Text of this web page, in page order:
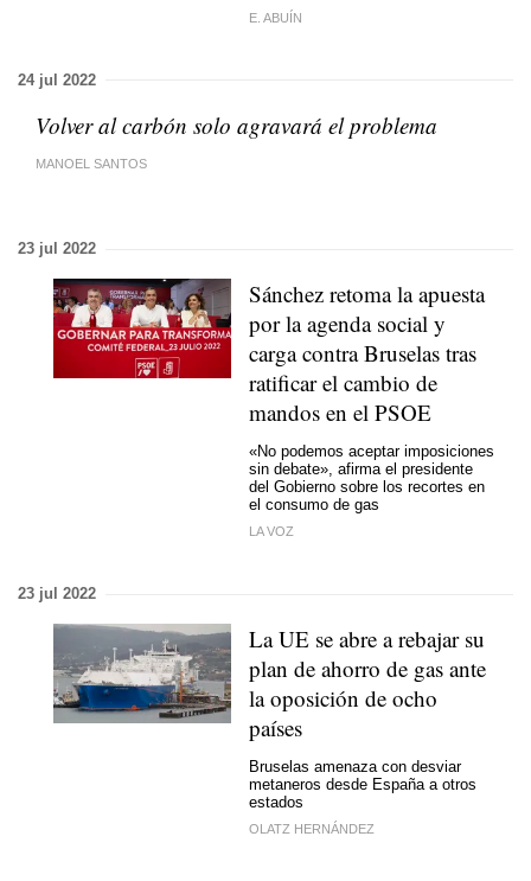
E. ABUÍN
24 jul 2022
Volver al carbón solo agravará el problema
MANOEL SANTOS
23 jul 2022
Sánchez retoma la apuesta
por la agenda social y
carga contra Bruselas tras
ratificar el cambio de
mandos en el PSOE
«No podemos aceptar imposiciones
sin debate», afirma el presidente
del Gobierno sobre los recortes en
el consumo de gas
LA VOZ
23 jul 2022
La UE se abre a rebajar su
plan de ahorro de gas ante
la oposición de ocho
países
Bruselas amenaza con desviar
metaneros desde España a otros
estados
OLATZ HERNÁNDEZ